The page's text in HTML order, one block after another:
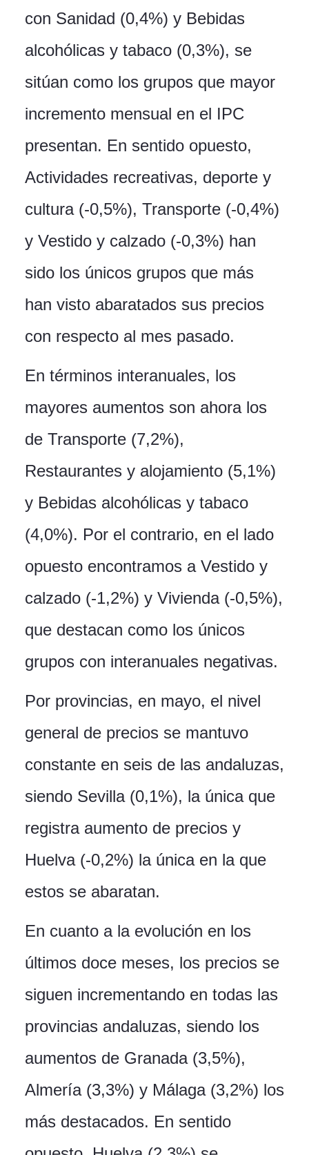
con Sanidad (0,4%) y Bebidas
alcohólicas y tabaco (0,3%), se
sitúan como los grupos que mayor
incremento mensual en el IPC
presentan. En sentido opuesto,
Actividades recreativas, deporte y
cultura (-0,5%), Transporte (-0,4%)
y Vestido y calzado (-0,3%) han
sido los únicos grupos que más
han visto abaratados sus precios
con respecto al mes pasado.
En términos interanuales, los
mayores aumentos son ahora los
de Transporte (7,2%),
Restaurantes y alojamiento (5,1%)
y Bebidas alcohólicas y tabaco
(4,0%). Por el contrario, en el lado
opuesto encontramos a Vestido y
calzado (-1,2%) y Vivienda (-0,5%),
que destacan como los únicos
grupos con interanuales negativas.
Por provincias, en mayo, el nivel
general de precios se mantuvo
constante en seis de las andaluzas,
siendo Sevilla (0,1%), la única que
registra aumento de precios y
Huelva (-0,2%) la única en la que
estos se abaratan.
En cuanto a la evolución en los
últimos doce meses, los precios se
siguen incrementando en todas las
provincias andaluzas, siendo los
aumentos de Granada (3,5%),
Almería (3,3%) y Málaga (3,2%) los
más destacados. En sentido